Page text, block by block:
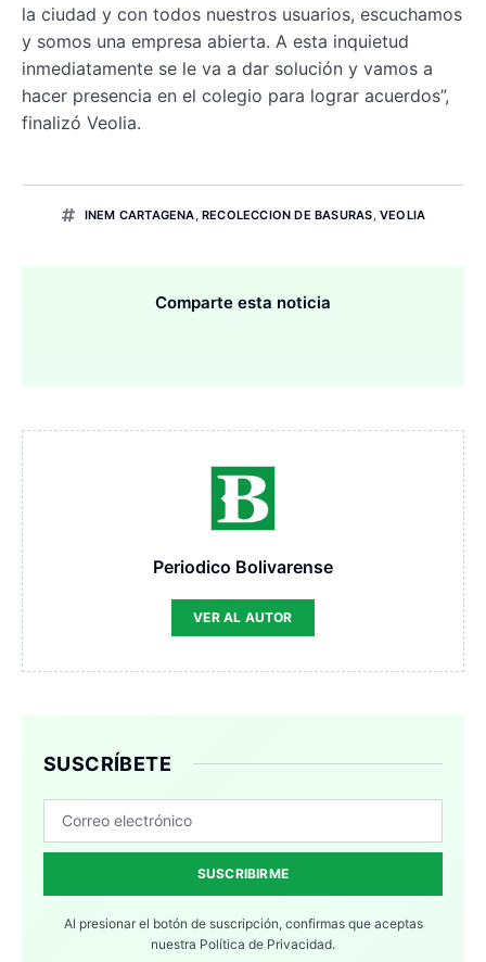
la ciudad y con todos nuestros usuarios, escuchamos
y somos una empresa abierta. A esta inquietud
inmediatamente se le va a dar solución y vamos a
hacer presencia en el colegio para lograr acuerdos”,
finalizó Veolia.
INEM CARTAGENA,RECOLECCION DE BASURAS, VEOLIA
Comparte esta noticia
Periodico Bolivarense
VER AL AUTOR
SUSCRÍBETE
SUSCRIBIRME
Al presionar el botón de suscripción, confirmas que aceptas
nuestra Política de Privacidad.